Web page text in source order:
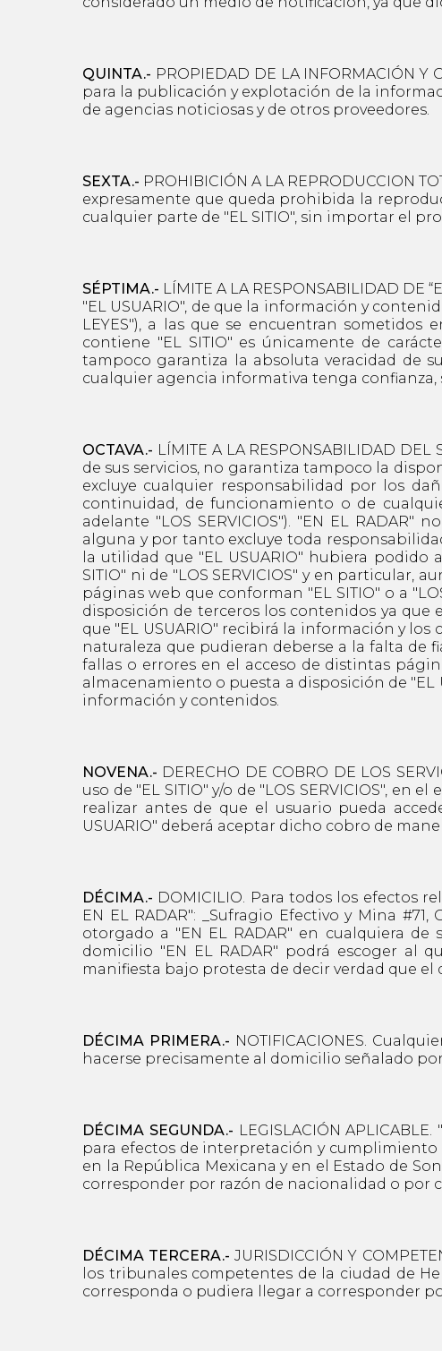
QUINTA.- PROPIEDAD DE LA INFORMACIÓN
para la publicación y explotación de la
de agencias noticiosas y de otros proveedores.
SEXTA.- PROHIBICIÓN A LA REPRODUCCION
expresamente que queda prohibida la
cualquier parte de "EL SITIO", sin importar el
SÉPTIMA.- LÍMITE A LA RESPONSABILIDAD DE
"EL USUARIO", de que la información y
LEYES"), a las que se encuentran sometidos
contiene "EL SITIO" es únicamente de
tampoco garantiza la absoluta veracidad de
cualquier agencia informativa tenga
OCTAVA.- LÍMITE A LA RESPONSABILIDAD
de sus servicios, no garantiza tampoco la
excluye cualquier responsabilidad por los
continuidad, de funcionamiento o de
adelante "LOS SERVICIOS"). "EN EL RADAR"
alguna y por tanto excluye toda
la utilidad que "EL USUARIO" hubiera podido
SITIO" ni de "LOS SERVICIOS" y en particular,
páginas web que conforman "EL SITIO" o a
disposición de terceros los contenidos ya que
que "EL USUARIO" recibirá la información y
naturaleza que pudieran deberse a la falta de
fallas o errores en el acceso de distintas
almacenamiento o puesta a disposición de
información y contenidos.
NOVENA.- DERECHO DE COBRO DE LOS
uso de "EL SITIO" y/o de "LOS SERVICIOS", en
realizar antes de que el usuario pueda
USUARIO" deberá aceptar dicho cobro de
DÉCIMA.- DOMICILIO. Para todos los efectos
EN EL RADAR": _Sufragio Efectivo y Mina
otorgado a "EN EL RADAR" en cualquiera
domicilio "EN EL RADAR" podrá escoger al
manifiesta bajo protesta de decir verdad que
DÉCIMA PRIMERA.- NOTIFICACIONES.
hacerse precisamente al domicilio señalado
DÉCIMA SEGUNDA.- LEGISLACIÓN
para efectos de interpretación y cumplimiento
en la República Mexicana y en el Estado de
corresponder por razón de nacionalidad o por
DÉCIMA TERCERA.- JURISDICCIÓN Y
los tribunales competentes de la ciudad de
corresponda o pudiera llegar a corresponder